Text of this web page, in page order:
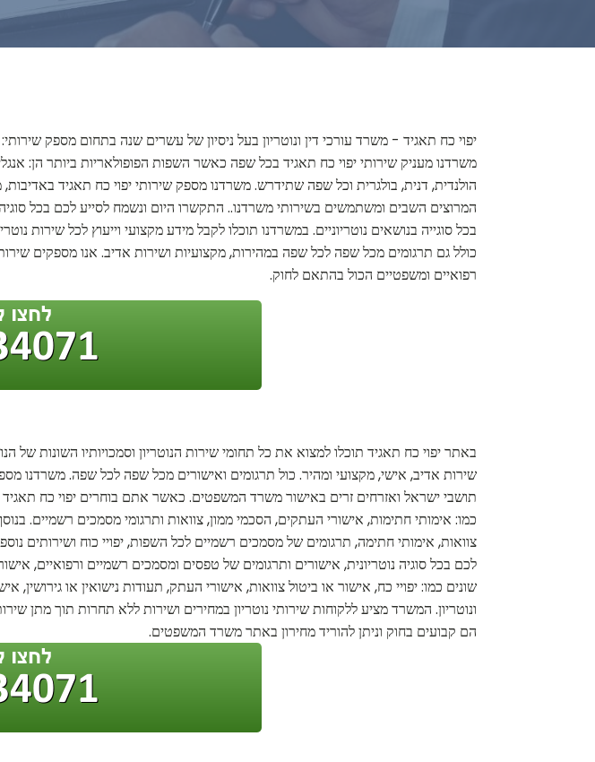
יפוי כח תאגיד - משרד עורכי דין ונוטריון בעל ניסיון של עשרים שנה בתחום מספק
משרדנו מעניק שירותי יפוי כח תאגיד בכל שפה כאשר השפות הפופולאריות ביותר הן:
הולנדית, דנית, בולגרית וכל שפה שתידרש. משרדנו מספק שירותי יפוי כח תאגיד
המרוצים השבים ומשתמשים בשירותי משרדנו.. התקשרו היום ונשמח לסייע לכם בכל
בכל סוגייה בנושאים נוטריוניים. במשרדנו תוכלו לקבל מידע מקצועי וייעוץ לכל שירות
כולל גם תרגומים מכל שפה לכל שפה במהירות, מקצועיות ושירות אדיב. אנו מספקים
רפואיים ומשפטיים הכול בהתאם לחוק.
באתר יפוי כח תאגיד תוכלו למצוא את כל תחומי שירות הנוטריון וסמכויותיו השונות של
שירות אדיב, אישי, מקצועי ומהיר. כול תרגומים ואישורים מכל שפה לכל שפה. משרדנו
תושבי ישראל ואזרחים זרים באישור משרד המשפטים. כאשר אתם בוחרים יפוי כח תאגיד
כמו: אימותי חתימות, אישורי העתקים, הסכמי ממון, צוואות ותרגומי מסמכים רשמיים.
צוואות, אימותי חתימה, תרגומים של מסמכים רשמיים לכל השפות, יפויי כוח ושירותים
לכם בכל סוגיה נוטריונית, אישורים ותרגומים של טפסים ומסמכים רשמיים ורפואיים,
שונים כמו: יפויי כח, אישור או ביטול צוואות, אישורי העתק, תעודות נישואין או
ונוטריון. המשרד מציע ללקוחות שירותי נוטריון במחירים ושירות ללא תחרות תוך מתן
הם קבועים בחוק וניתן להוריד מחירון באתר משרד המשפטים.